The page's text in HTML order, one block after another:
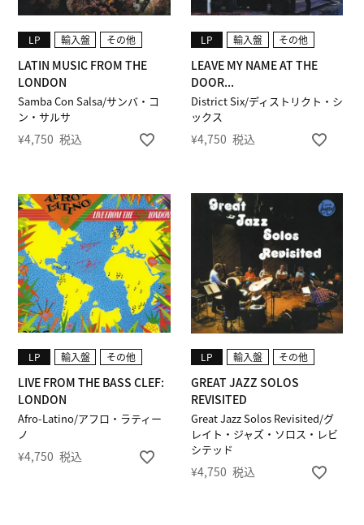
Samba Con Salsa/サンバ・コ
ン・サルサ
LATIN MUSIC FROM THE
LONDON
LP 輸入盤 その他
¥4,750 税込
District Six/ディストリクト・シ
ックス
LEAVE MY NAME AT THE
DOOR...
LP 輸入盤 その他
¥4,750 税込
Afro-Latino/アフロ・ラティー
ノ
LIVE FROM THE BASS CLEF:
LONDON
LP 輸入盤 その他
¥4,750 税込
Great Jazz Solos Revisited/グ
レイト・ジャズ・ソロス・レビ
シテッド
GREAT JAZZ SOLOS
REVISITED
LP 輸入盤 その他
¥4,750 税込